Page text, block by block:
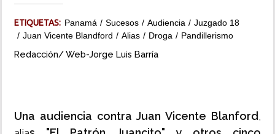
ETIQUETAS: Panamá Sucesos Audiencia
Juzgado 18
Juan Vicente Blandford
Alias Droga Pandillerismo
Redacción/ Web-Jorge Luis Barría
Una audiencia contra Juan Vicente Blanford ,